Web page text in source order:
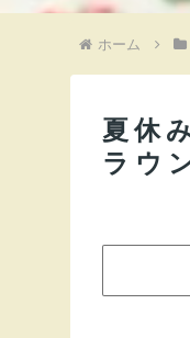
ホーム
夏休
ラウ